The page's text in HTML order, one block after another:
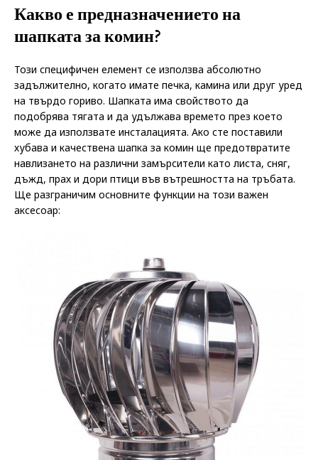
Какво е предназначението на
шапката за комин?
Този специфичен елемент се използва абсолютно
задължително, когато имате печка, камина или друг уред
на твърдо гориво. Шапката има свойството да
подобрява тягата и да удължава времето през което
може да използвате инсталацията. Ако сте поставили
хубава и качествена шапка за комин ще предотвратите
навлизането на различни замърсители като листа, сняг,
дъжд, прах и дори птици във вътрешността на тръбата.
Ще разграничим основните функции на този важен
аксесоар: